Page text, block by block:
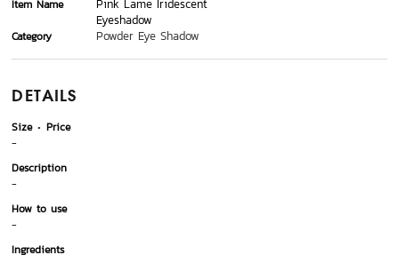
Item Name
Pink Lame Iridescent
Eyeshadow
Category Powder Eye Shadow
DETAILS
Size
Price
-
Description
-
How to use
-
Ingredients